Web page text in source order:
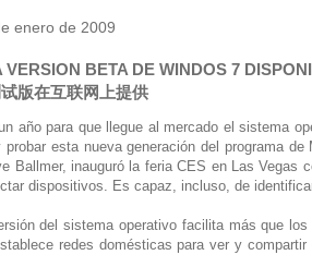
enero de 2009
VERSION BETA DE WINDOS 7
版在互联网上提供
año para que llegue al mercado el sistema
esta nueva generación del programa
Ballmer, inauguró la feria CES en Las Vegas
dispositivos. Es capaz, incluso, de
del sistema operativo facilita más que
redes domésticas para ver y